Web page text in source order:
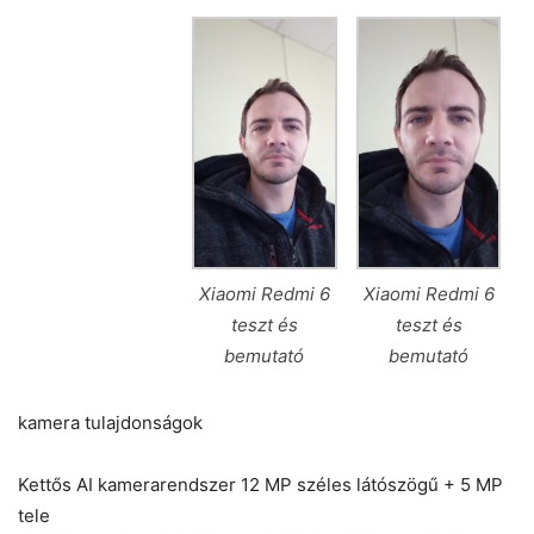
Xiaomi Redmi 6
teszt és
bemutató
Xiaomi Redmi 6
teszt és
bemutató
kamera tulajdonságok
Kettős AI kamerarendszer 12 MP széles látószögű + 5 MP
tele